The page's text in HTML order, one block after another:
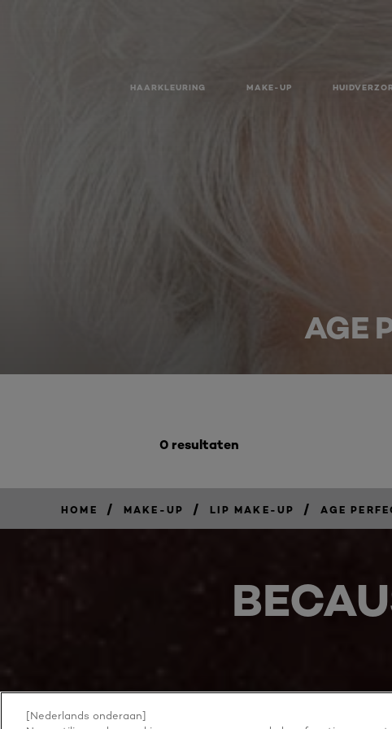
HAARKLEURING MAKE-UP
AGE
0 resultaten
HOME / MAKE-UP / LIP MAKE-UP / AGE
NOG MEER ONTDEKKEN ADDRESS
[Nederlands onderaan]